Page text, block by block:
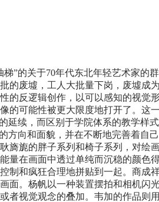
”的关于70年代东北年轻艺术家的
的废墟，工人大批量下岗，废墟成
的反逻辑创作，以可以感知的视觉
的可能性被更大限度地打开了。这
延续，而区别于学院体系的教学样
方向和面貌，并在不断地完善着自
旖旎的胖子系列和椅子系列，对绘
量在画面中透过单纯而沉稳的颜色
制和疯狂合理地拼贴到一起。商成
。杨帆以一种装置摆拍和相机闪
者视觉观念的叠加。韦加的作品则